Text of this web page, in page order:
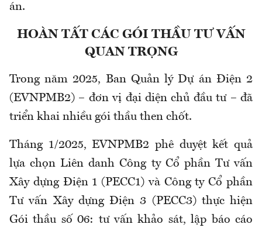
án.
HOÀN TẤT CÁC GÓI THẦU TƯ VẤN
QUAN TRỌNG
Trong năm 2025, Ban Quản lý Dự án Điện 2
(EVNPMB2) – đơn vị đại diện chủ đầu tư – đã
triển khai nhiều gói thầu then chốt.
Tháng 1/2025, EVNPMB2 phê duyệt kết quả
lựa chọn Liên danh Công ty Cổ phần Tư vấn
Xây dựng Điện 1 (PECC1) và Công ty Cổ phần
Tư vấn Xây dựng Điện 3 (PECC3) thực hiện
Gói thầu số 06: tư vấn khảo sát, lập báo cáo